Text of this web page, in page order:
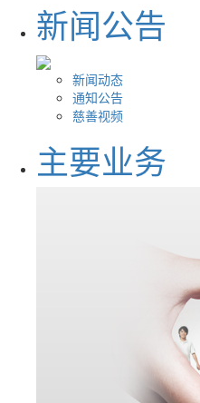
新闻公告
新闻动态
通知公告
慈善视频
主要业务